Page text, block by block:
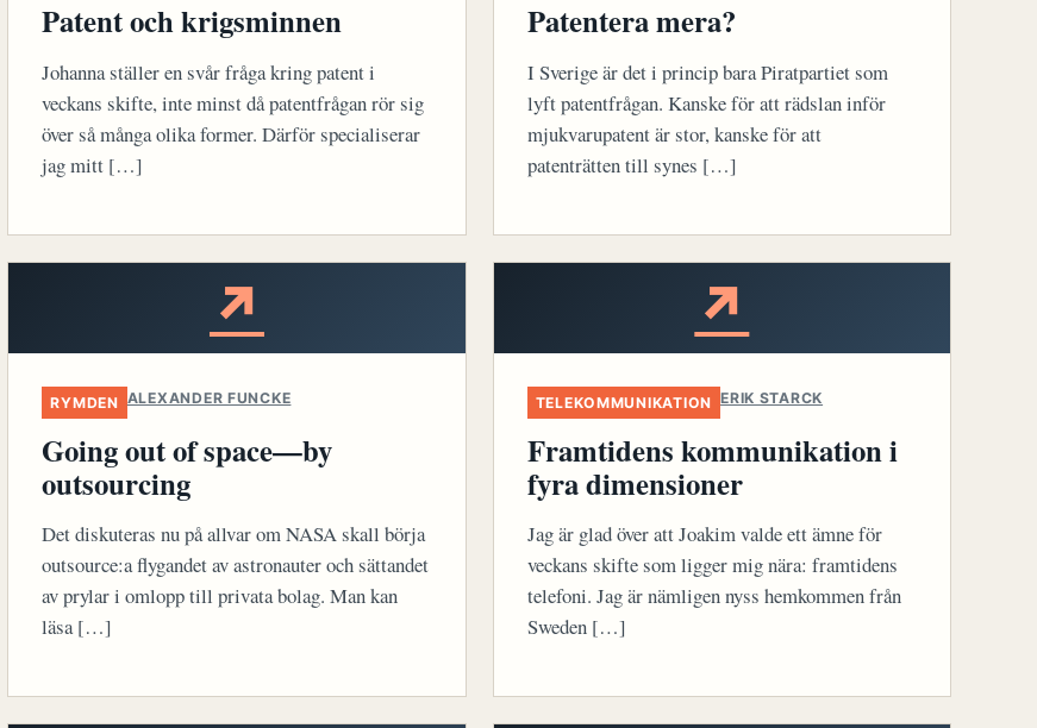
Patent och krigsminnen
Johanna ställer en svår fråga kring patent i
veckans skifte, inte minst då patentfrågan rör sig
över så många olika former. Därför specialiserar
jag mitt […]
Patentera mera?
I Sverige är det i princip bara Piratpartiet som
lyft patentfrågan. Kanske för att rädslan inför
mjukvarupatent är stor, kanske för att
patenträtten till synes […]
↗
RYMDEN ALEXANDER FUNCKE
Going out of space—by
outsourcing
Det diskuteras nu på allvar om NASA skall börja
outsource:a flygandet av astronauter och sättandet
av prylar i omlopp till privata bolag. Man kan
läsa […]
↗
TELEKOMMUNIKATION ERIK STARCK
Framtidens kommunikation i
fyra dimensioner
Jag är glad över att Joakim valde ett ämne för
veckans skifte som ligger mig nära: framtidens
telefoni. Jag är nämligen nyss hemkommen från
Sweden […]